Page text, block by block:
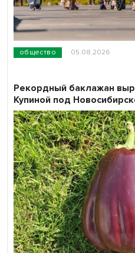
общество 05.08.2026
Рекордный баклажан
Купиной под